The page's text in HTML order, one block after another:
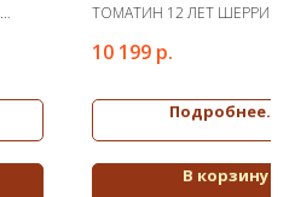
ТОМАТИН 12 ЛЕТ ШЕРРИ
10 199 р.
Подробнее...
В корзину